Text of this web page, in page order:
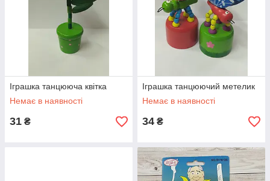
Іграшка танцююча квітка
Немає в наявності
31 ₴
Іграшка танцюючий метелик
Немає в наявності
34 ₴